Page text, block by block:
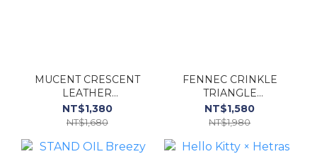
MUCENT CRESCENT
LEATHER
SHOULDER BAG 月形
皮革 單肩包
NT$1,380
NT$1,680
FENNEC CRINKLE
TRIANGLE
ACCORDION
POCKET 三角鐵牌 卡夾
NT$1,580
NT$1,980